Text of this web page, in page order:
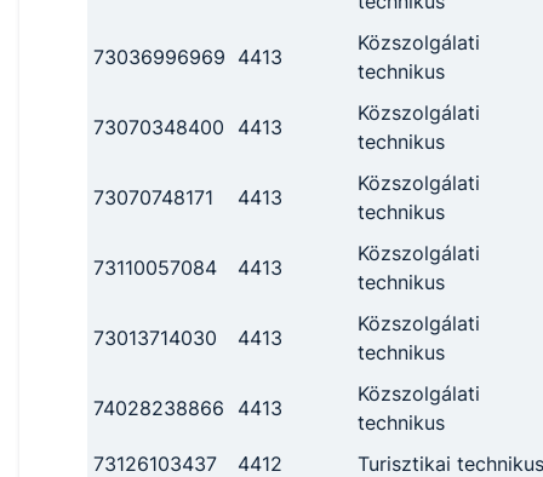
73036996969 4413
Közszolgálati
technikus
73070348400 4413
Közszolgálati
technikus
73070748171 4413
Közszolgálati
technikus
73110057084 4413
Közszolgálati
technikus
73013714030 4413
Közszolgálati
technikus
74028238866 4413
Közszolgálati
technikus
73126103437
4412
Turisztikai technikus